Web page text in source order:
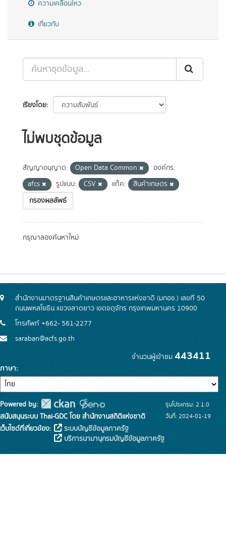
ความเคลื่อนไหว
เกี่ยวกับ
เรียงโดย
ไม่พบชุดข้อมูล
สัญญาอนุญาต: Open Data Common
องค์กร:
afcs
รูปแบบ: CSV แท็ค:
สินค้าเกษตร
กรองผลลัพธ์
กรุณาลองค้นหาใหม่
สำนักงานมาตรฐานสินค้าเกษตรและอาหารแห่งชาติ (มกอช.) เลขที่ 50
ถนนพหลโยธิน แขวงลาดยาว เขตจตุจักร กรุงเทพมหานคร 10900
โทรศัพท์ +662- 561-2277
saraban@acfs.go.th
จำนวนผู้เข้าชม 443411
ภาษา
Powered by:
สนับสนุนระบบ Thai-GDC โดย สำนักงานสถิติแห่งชาติ
เว็บไซต์ที่เกี่ยวข้อง:
ระบบบัญชีข้อมูลภาครัฐ
บริการนามานุกรมบัญชีข้อมูลภาครัฐ
รุ่นโปรแกรม: 2.1.0
วันที่: 2024-01-19